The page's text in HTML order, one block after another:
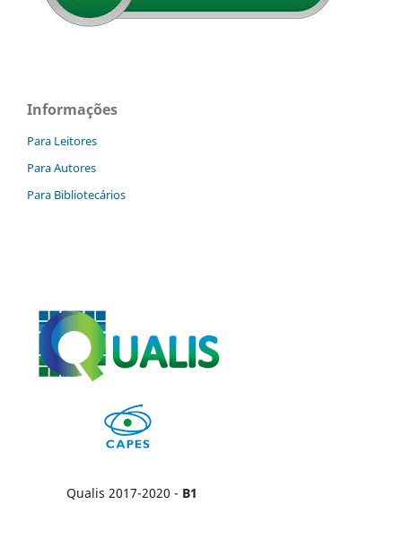
Informações
Para Leitores
Para Autores
Para Bibliotecários
Qualis 2017-2020 - B1